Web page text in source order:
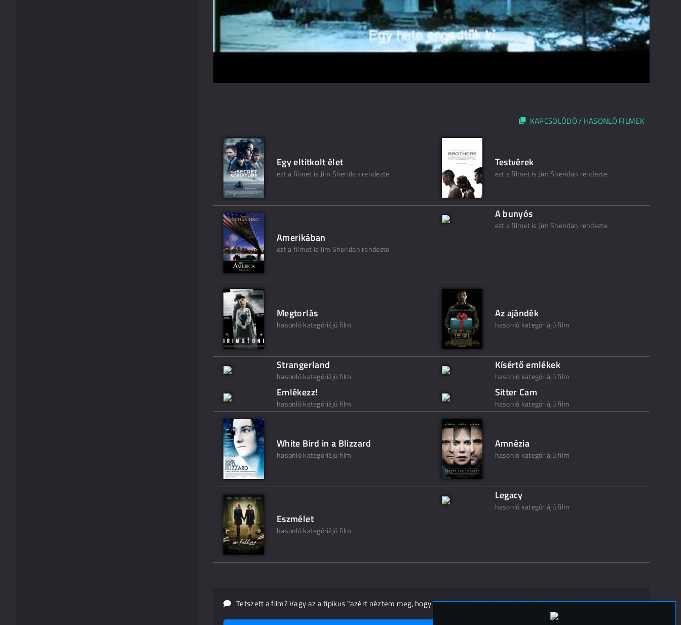
KAPCSOLÓDÓ / HASONLÓ FILMEK
Egy eltitkolt élet
ezt a filmet is Jim Sheridan rendezte
Testvérek
ezt a filmet is Jim Sheridan rendezte
Amerikában
ezt a filmet is Jim Sheridan rendezte
A bunyós
ezt a filmet is Jim Sheridan rendezte
Megtorlás
hasonló kategóriájú film
Az ajándék
hasonló kategóriájú film
Strangerland
hasonló kategóriájú film
Kísértő emlékek
hasonló kategóriájú film
Emlékezz!
hasonló kategóriájú film
Sitter Cam
hasonló kategóriájú film
White Bird in a Blizzard
hasonló kategóriájú film
Amnézia
hasonló kategóriájú film
Eszmélet
hasonló kategóriájú film
Legacy
hasonló kategóriájú film
Tetszett a film? Vagy az a tipikus "azért néztem meg, hogy másnak ne kelljen"? Mondd el másoknak is!